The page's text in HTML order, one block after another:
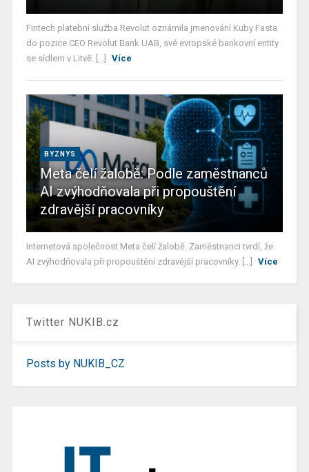
Fintech platební služba Revolut oznámila jmenování Kuby Fasta
do pozice CEO Revolut Bank UAB, své evropské bankovní entity
se sídlem v Litvě. [...]
Více
BYZNYS
Meta čelí žalobě: Podle zaměstnanců
AI zvýhodňovala při propouštění
zdravější pracovníky
Internetová společnost Meta čelí žalobě. Zaměstnanci tvrdí, že
AI zvýhodňovala při propouštění zdravější pracovníky. [...]
Více
Twitter NUKIB.cz
Posts by NUKIB_CZ